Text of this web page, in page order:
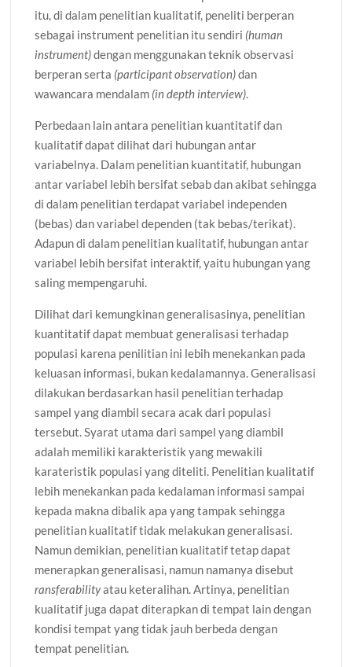
itu, di dalam penelitian kualitatif, peneliti berperan
sebagai instrument penelitian itu sendiri (human
instrument)dengan menggunakan teknik observasi
berperan serta (participant observation)dan
wawancara mendalam (in depth interview).
Perbedaan lain antara penelitian kuantitatif dan
kualitatif dapat dilihat dari hubungan antar
variabelnya. Dalam penelitian kuantitatif, hubungan
antar variabel lebih bersifat sebab dan akibat sehingga
di dalam penelitian terdapat variabel independen
(bebas) dan variabel dependen (tak bebas/terikat).
Adapun di dalam penelitian kualitatif, hubungan antar
variabel lebih bersifat interaktif, yaitu hubungan yang
saling mempengaruhi.
Dilihat dari kemungkinan generalisasinya, penelitian
kuantitatif dapat membuat generalisasi terhadap
populasi karena penilitian ini lebih menekankan pada
keluasan informasi, bukan kedalamannya. Generalisasi
dilakukan berdasarkan hasil penelitian terhadap
sampel yang diambil secara acak dari populasi
tersebut. Syarat utama dari sampel yang diambil
adalah memiliki karakteristik yang mewakili
karateristik populasi yang diteliti. Penelitian kualitatif
lebih menekankan pada kedalaman informasi sampai
kepada makna dibalik apa yang tampak sehingga
penelitian kualitatif tidak melakukan generalisasi.
Namun demikian, penelitian kualitatif tetap dapat
menerapkan generalisasi, namun namanya disebut
ransferabilityatau keteralihan. Artinya, penelitian
kualitatif juga dapat diterapkan di tempat lain dengan
kondisi tempat yang tidak jauh berbeda dengan
tempat penelitian.